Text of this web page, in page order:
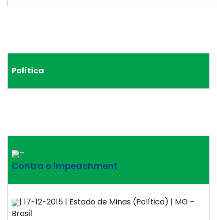
Política
–
Contra o impeachment
| 17-12-2015 | Estado de Minas (Política) | MG –
Brasil